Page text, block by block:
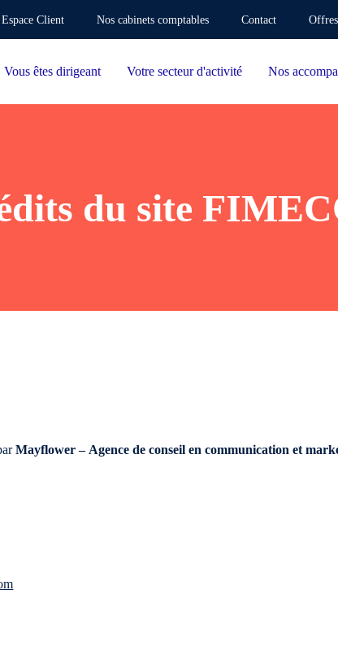
Espace Client Nos cabinets comptables Contact
Vous êtes dirigeant Votre secteur d'activité Nos
du site
Mayflower – Agence de conseil en communication et